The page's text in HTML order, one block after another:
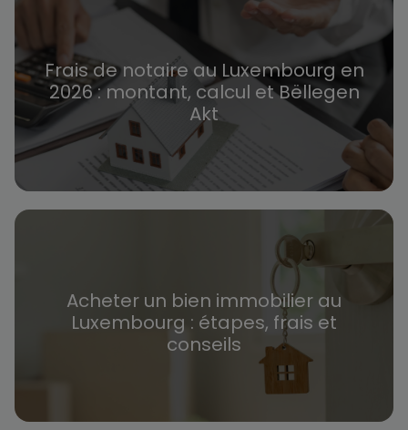
Frais de notaire au Luxembourg en
2026 : montant, calcul et Bëllegen
Akt
Acheter un bien immobilier au
Luxembourg : étapes, frais et
conseils